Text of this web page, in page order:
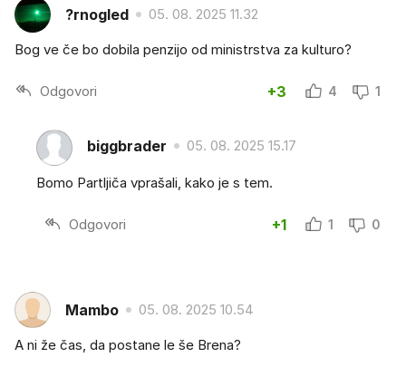
?rnogled 05. 08. 2025 11.32
Bog ve če bo dobila penzijo od ministrstva za kulturo?
Odgovori +3 4 1
biggbrader 05. 08. 2025 15.17
Bomo Partljiča vprašali, kako je s tem.
Odgovori +1 1 0
Mambo 05. 08. 2025 10.54
A ni že čas, da postane le še Brena?